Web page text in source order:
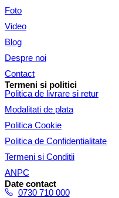
Foto
Video
Blog
Despre noi
Contact
Termeni si politici
Politica de livrare si retur
Modalitati de plata
Politica Cookie
Politica de Confidentialitate
Termeni si Conditii
ANPC
Date contact
0730 710 000